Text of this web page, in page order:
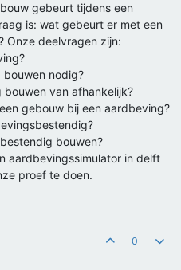
gebeurt tijdens een
is: wat gebeurt er met een
Onze deelvragen zijn:
nodig?
van afhankelijk?
gebouw bij een aardbeving?
bouwen?
aardbevingssimulator in delft
proef te doen.
0